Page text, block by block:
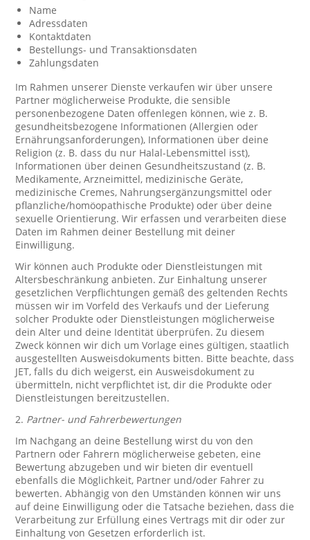
Name
Adressdaten
Kontaktdaten
Bestellungs- und Transaktionsdaten
Zahlungsdaten
Im Rahmen unserer Dienste verkaufen wir über unsere
Partner möglicherweise Produkte, die sensible
personenbezogene Daten offenlegen können, wie z. B.
gesundheitsbezogene Informationen (Allergien oder
Ernährungsanforderungen), Informationen über deine
Religion (z. B. dass du nur Halal-Lebensmittel isst),
Informationen über deinen Gesundheitszustand (z. B.
Medikamente, Arzneimittel, medizinische Geräte,
medizinische Cremes, Nahrungsergänzungsmittel oder
pflanzliche/homöopathische Produkte) oder über deine
sexuelle Orientierung. Wir erfassen und verarbeiten diese
Daten im Rahmen deiner Bestellung mit deiner
Einwilligung.
Wir können auch Produkte oder Dienstleistungen mit
Altersbeschränkung anbieten. Zur Einhaltung unserer
gesetzlichen Verpflichtungen gemäß des geltenden Rechts
müssen wir im Vorfeld des Verkaufs und der Lieferung
solcher Produkte oder Dienstleistungen möglicherweise
dein Alter und deine Identität überprüfen. Zu diesem
Zweck können wir dich um Vorlage eines gültigen, staatlich
ausgestellten Ausweisdokuments bitten. Bitte beachte, dass
JET, falls du dich weigerst, ein Ausweisdokument zu
übermitteln, nicht verpflichtet ist, dir die Produkte oder
Dienstleistungen bereitzustellen.
2. Partner- und Fahrerbewertungen
Im Nachgang an deine Bestellung wirst du von den
Partnern oder Fahrern möglicherweise gebeten, eine
Bewertung abzugeben und wir bieten dir eventuell
ebenfalls die Möglichkeit, Partner und/oder Fahrer zu
bewerten. Abhängig von den Umständen können wir uns
auf deine Einwilligung oder die Tatsache beziehen, dass die
Verarbeitung zur Erfüllung eines Vertrags mit dir oder zur
Einhaltung von Gesetzen erforderlich ist.